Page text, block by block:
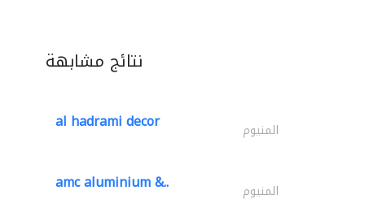
نتائج مشابهة
al hadrami decor المنيوم
amc aluminium &.. المنيوم